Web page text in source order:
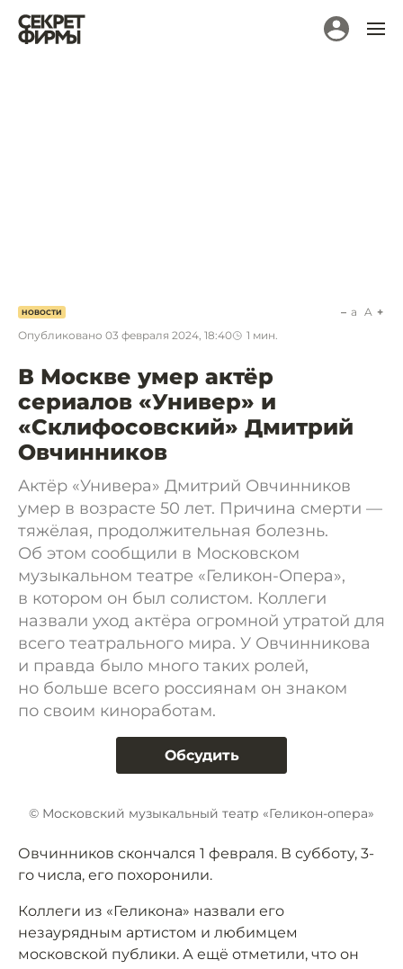
НОВОСТИ
Опубликовано 03 февраля 2024, 18:40 1 мин.
a A
В Москве умер актёр
сериалов «Универ» и
«Склифосовский» Дмитрий
Овчинников
Актёр «Универа» Дмитрий Овчинников
умер в возрасте 50 лет. Причина смерти —
тяжёлая, продолжительная болезнь.
Об этом сообщили в Московском
музыкальном театре «Геликон-Опера»,
в котором он был солистом. Коллеги
назвали уход актёра огромной утратой для
всего театрального мира. У Овчинникова
и правда было много таких ролей,
но больше всего россиянам он знаком
по своим киноработам.
Обсудить
© Московский музыкальный театр «Геликон-опера»
Овчинников скончался 1 февраля. В субботу, 3-
го числа, его похоронили.
Коллеги из «Геликона» назвали его
незаурядным артистом и любимцем
московской публики. А ещё отметили, что он